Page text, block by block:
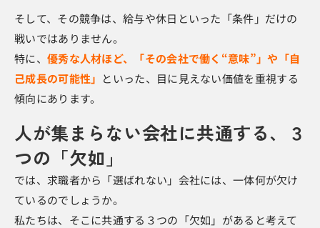
そして、その競争は、給与や休日といった「条件」だけの
戦いではありません。
特に、 優秀な人材ほど、「その会社で働く“意味”」や「自
己成長の可能性」 といった、目に見えない価値を重視する
傾向にあります。
人が集まらない会社に共通する、３
つの「欠如」
では、求職者から「選ばれない」会社には、一体何が欠け
ているのでしょうか。
私たちは、そこに共通する３つの「欠如」があると考えて